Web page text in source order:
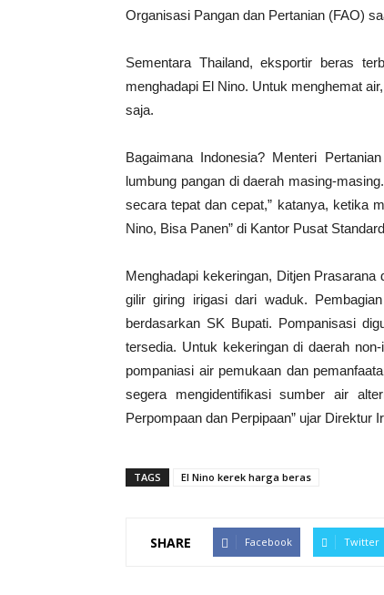
Organisasi Pangan dan Pertanian (FAO)
Sementara Thailand, eksportir beras
menghadapi El Nino. Untuk menghemat
saja.
Bagaimana Indonesia? Menteri
lumbung pangan di daerah masing-
secara tepat dan cepat,” katanya, ketika
Nino, Bisa Panen” di Kantor Pusat
Menghadapi kekeringan, Ditjen
gilir giring irigasi dari waduk.
berdasarkan SK Bupati. Pompanisasi
tersedia. Untuk kekeringan di daerah
pompaniasi air pemukaan dan
segera mengidentifikasi sumber air
Perpompaan dan Perpipaan” ujar Direktur
TAGS El Nino kerek harga beras
SHARE Facebook Twitter